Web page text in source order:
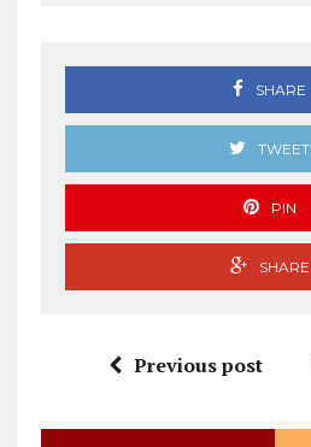
SHARE
TWEET
PIN
SHARE
Previous post